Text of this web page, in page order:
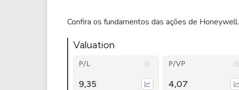
Confira os fundamentos das ações de Honeywell.
Valuation
P/L
9,35
P/VP
4,07